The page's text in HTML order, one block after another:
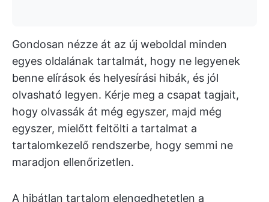
Gondosan nézze át az új weboldal minden
egyes oldalának tartalmát, hogy ne legyenek
benne elírások és helyesírási hibák, és jól
olvasható legyen. Kérje meg a csapat tagjait,
hogy olvassák át még egyszer, majd még
egyszer, mielőtt feltölti a tartalmat a
tartalomkezelő rendszerbe, hogy semmi ne
maradjon ellenőrizetlen.
A hibátlan tartalom elengedhetetlen a